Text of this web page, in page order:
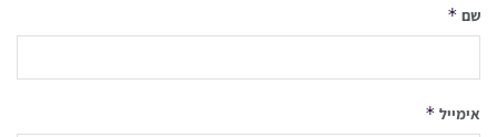
שם *
אימייל *